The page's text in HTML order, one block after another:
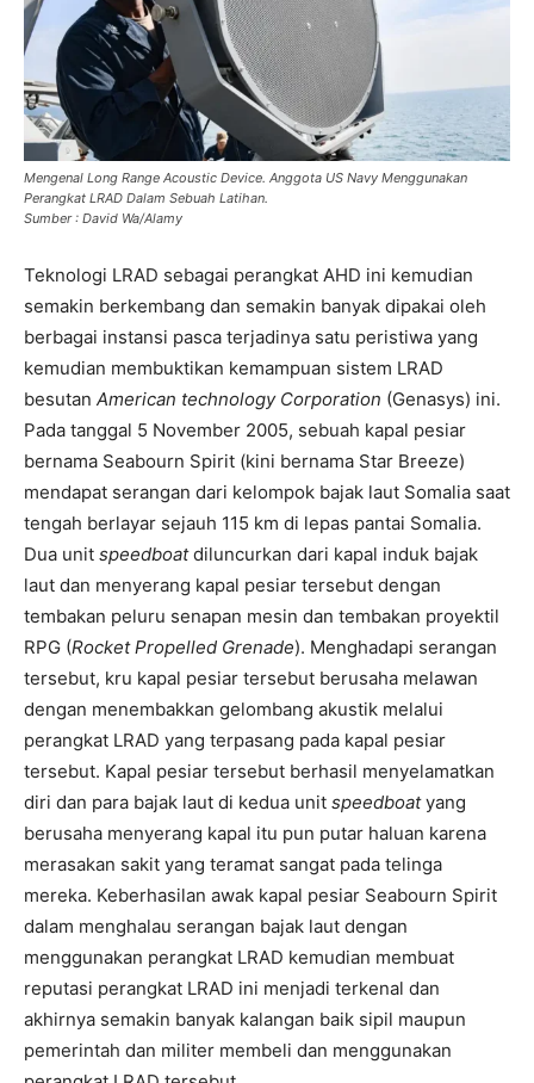
Mengenal Long Range Acoustic Device. Anggota US Navy Menggunakan
Perangkat LRAD Dalam Sebuah Latihan.
Sumber : David Wa/Alamy
Teknologi LRAD sebagai perangkat AHD ini kemudian
semakin berkembang dan semakin banyak dipakai oleh
berbagai instansi pasca terjadinya satu peristiwa yang
kemudian membuktikan kemampuan sistem LRAD
besutan American technology Corporation (Genasys) ini.
Pada tanggal 5 November 2005, sebuah kapal pesiar
bernama Seabourn Spirit (kini bernama Star Breeze)
mendapat serangan dari kelompok bajak laut Somalia saat
tengah berlayar sejauh 115 km di lepas pantai Somalia.
Dua unit speedboatdiluncurkan dari kapal induk bajak
laut dan menyerang kapal pesiar tersebut dengan
tembakan peluru senapan mesin dan tembakan proyektil
RPG (Rocket Propelled Grenade). Menghadapi serangan
tersebut, kru kapal pesiar tersebut berusaha melawan
dengan menembakkan gelombang akustik melalui
perangkat LRAD yang terpasang pada kapal pesiar
tersebut. Kapal pesiar tersebut berhasil menyelamatkan
diri dan para bajak laut di kedua unit speedboatyang
berusaha menyerang kapal itu pun putar haluan karena
merasakan sakit yang teramat sangat pada telinga
mereka. Keberhasilan awak kapal pesiar Seabourn Spirit
dalam menghalau serangan bajak laut dengan
menggunakan perangkat LRAD kemudian membuat
reputasi perangkat LRAD ini menjadi terkenal dan
akhirnya semakin banyak kalangan baik sipil maupun
pemerintah dan militer membeli dan menggunakan